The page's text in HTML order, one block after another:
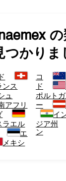
の
つかりま
ンス
ュ
アフリ
ラエル
エ
メキシ
コ
ド
ポルト
ー
イ
ジア州
ン